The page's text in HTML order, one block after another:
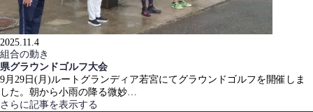
2025.11.4
組合の動き
県グラウンドゴルフ大会
9月29日(月)ルートグランディア若宮にてグラウンドゴルフを開催しま
した。朝から小雨の降る微妙…
さらに記事を表示する